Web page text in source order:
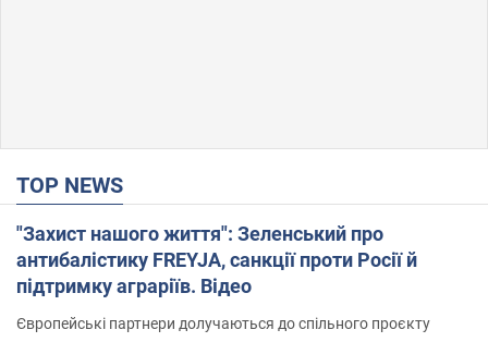
TOP NEWS
"Захист нашого життя": Зеленський про
антибалістику FREYJA, санкції проти Росії й
підтримку аграріїв. Відео
Європейські партнери долучаються до спільного проєкту